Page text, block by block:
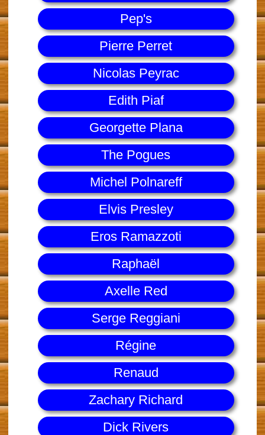
Pep's
Pierre Perret
Nicolas Peyrac
Edith Piaf
Georgette Plana
The Pogues
Michel Polnareff
Elvis Presley
Eros Ramazzoti
Raphaël
Axelle Red
Serge Reggiani
Régine
Renaud
Zachary Richard
Dick Rivers